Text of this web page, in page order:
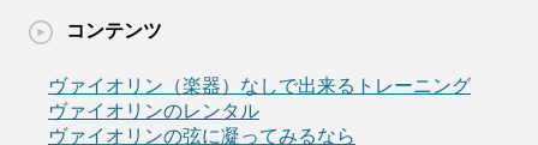
コンテンツ
ヴァイオリン（楽器）なしで出来るトレーニング
ヴァイオリンのレンタル
ヴァイオリンの弦に凝ってみるなら